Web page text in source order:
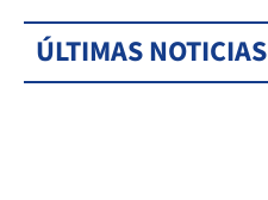
ÚLTIMAS NOTICIAS